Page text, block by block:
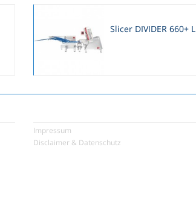
Slicer DIVIDER 660+ L
Impressum
Disclaimer & Datenschutz